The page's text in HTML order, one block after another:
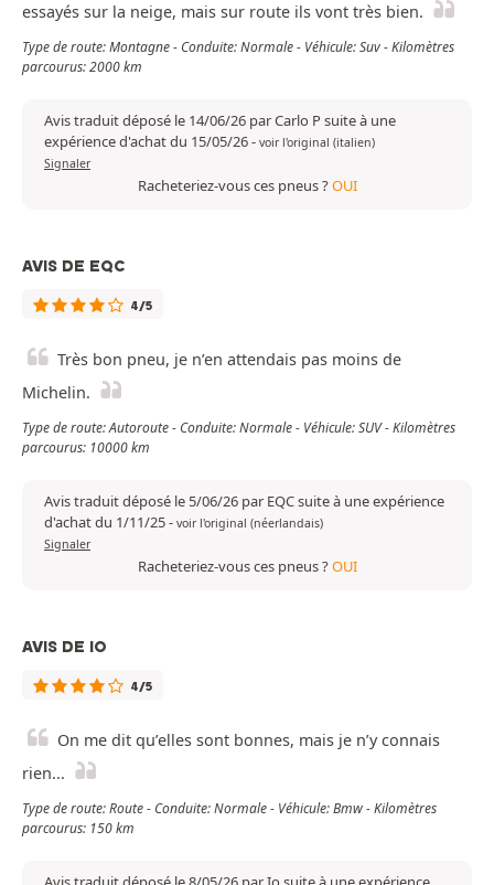
essayés sur la neige, mais sur route ils vont très bien.
Type de route: Montagne - Conduite: Normale - Véhicule: Suv - Kilomètres
parcourus: 2000 km
Avis traduit déposé le 14/06/26 par Carlo P suite à une
expérience d'achat du 15/05/26- voir l'original (italien)
Signaler
Racheteriez-vous ces pneus ?OUI
AVIS DE EQC
4/5
Très bon pneu, je n’en attendais pas moins de
Michelin.
Type de route: Autoroute - Conduite: Normale - Véhicule: SUV - Kilomètres
parcourus: 10000 km
Avis traduit déposé le 5/06/26 par EQC suite à une expérience
d'achat du 1/11/25- voir l'original (néerlandais)
Signaler
Racheteriez-vous ces pneus ?OUI
AVIS DE IO
4/5
On me dit qu’elles sont bonnes, mais je n’y connais
rien...
Type de route: Route - Conduite: Normale - Véhicule: Bmw - Kilomètres
parcourus: 150 km